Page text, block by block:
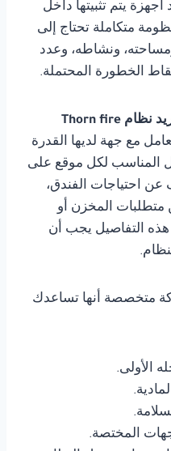
يتم تثبيتها داخل
متكاملة تحتاج إلى
ونشاطه، وعدد
الخطورة المحتملة.
توريد نظام Thorn fire
مع جهة لديها القدرة
المناسب لكل موقع على
عن احتياجات الفندق،
المخزن أو
التفاصيل يجب أن
متخصصة أنها تساعدك
الأولى.
المختصة.